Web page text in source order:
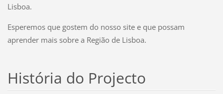
Lisboa.
Esperemos que gostem do nosso site e que possam
aprender mais sobre a Região de Lisboa.
História do Projecto